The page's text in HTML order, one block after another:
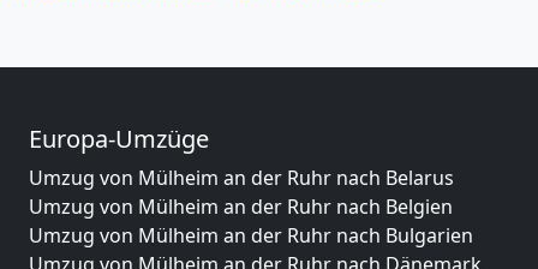
Europa-Umzüge
Umzug von Mülheim an der Ruhr nach Belarus
Umzug von Mülheim an der Ruhr nach Belgien
Umzug von Mülheim an der Ruhr nach Bulgarien
Umzug von Mülheim an der Ruhr nach Dänemark